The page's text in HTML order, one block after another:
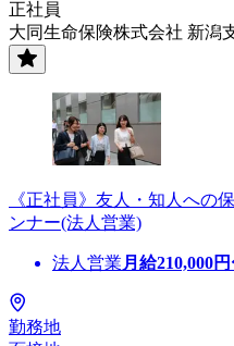
正社員
大同生命保険株式会社 新潟
《正社員》友人・知人への
ンナー(法人営業)
法人営業 月給210,000
勤務地